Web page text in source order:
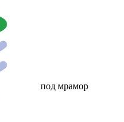
под мрамор